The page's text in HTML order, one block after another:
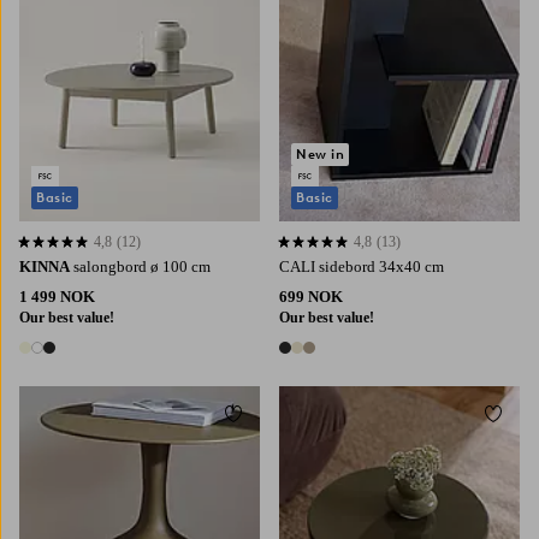
KINNA salongbord ø 100 cm
1 499 NOK
Our best value!
3 farger
4,8 basert på 12 karaktergivninger
4,8 (12)
Basic
CALI sidebord 34x40 cm
699 NOK
Our best value!
3 farger
4,8 basert på 13 karaktergivninger
4,8 (13)
New in
Basic
Legg til favoritter Legg